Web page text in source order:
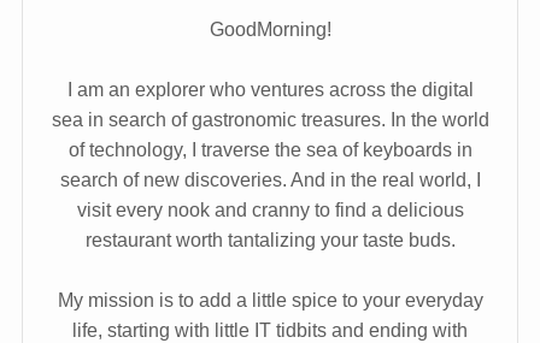
GoodMorning!
I am an explorer who ventures across the digital
sea in search of gastronomic treasures. In the world
of technology, I traverse the sea of keyboards in
search of new discoveries. And in the real world, I
visit every nook and cranny to find a delicious
restaurant worth tantalizing your taste buds.
My mission is to add a little spice to your everyday
life, starting with little IT tidbits and ending with